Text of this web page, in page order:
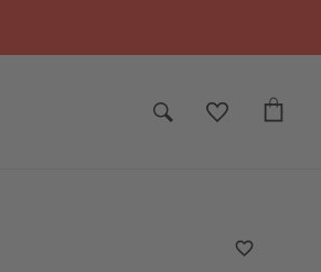
favorite_border